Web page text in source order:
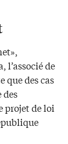
l’associé de
que des cas
des
projet de loi